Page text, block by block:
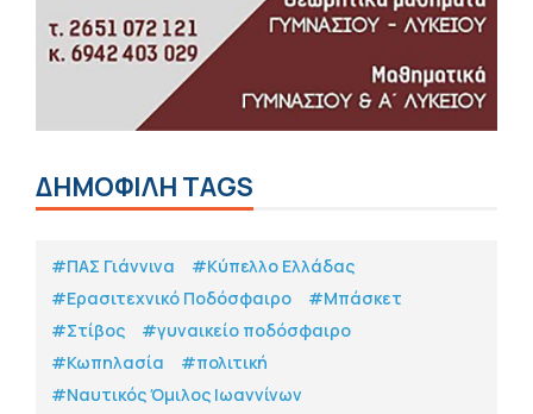
ΔΗΜΟΦΙΛΗ TAGS
#ΠΑΣ Γιάννινα
#Κύπελλο Ελλάδας
#Eρασιτεχνικό Ποδόσφαιρο
#Μπάσκετ
#Στίβος
#γυναικείο ποδόσφαιρο
#Κωπηλασία
#πολιτική
#Ναυτικός Όμιλος Ιωαννίνων